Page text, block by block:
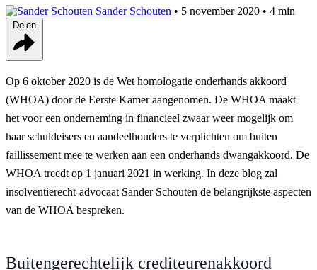
Sander Schouten • 5 november 2020 • 4 min
Op 6 oktober 2020 is de Wet homologatie onderhands akkoord
(WHOA) door de Eerste Kamer aangenomen. De WHOA maakt
het voor een onderneming in financieel zwaar weer mogelijk om
haar schuldeisers en aandeelhouders te verplichten om buiten
faillissement mee te werken aan een onderhands dwangakkoord. De
WHOA treedt op 1 januari 2021 in werking. In deze blog zal
insolventierecht-advocaat Sander Schouten de belangrijkste aspecten
van de WHOA bespreken.
Buitengerechtelijk crediteurenakkoord